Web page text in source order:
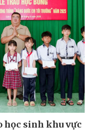
học sinh khu vực